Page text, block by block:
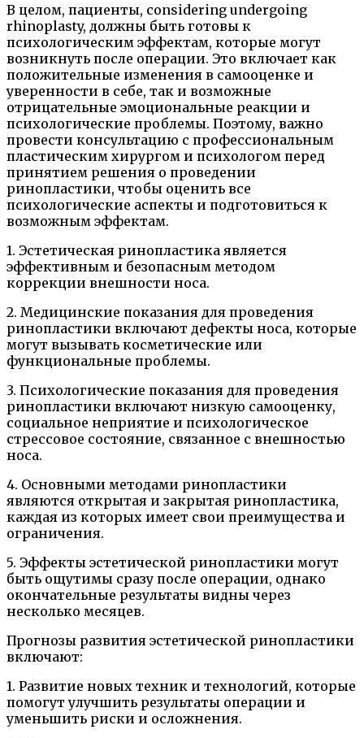
В целом, пациенты, considering undergoing
rhinoplasty, должны быть готовы к
психологическим эффектам, которые могут
возникнуть после операции. Это включает как
положительные изменения в самооценке и
уверенности в себе, так и возможные
отрицательные эмоциональные реакции и
психологические проблемы. Поэтому, важно
провести консультацию с профессиональным
пластическим хирургом и психологом перед
принятием решения о проведении
ринопластики, чтобы оценить все
психологические аспекты и подготовиться к
возможным эффектам.
1. Эстетическая ринопластика является
эффективным и безопасным методом
коррекции внешности носа.
2. Медицинские показания для проведения
ринопластики включают дефекты носа, которые
могут вызывать косметические или
функциональные проблемы.
3. Психологические показания для проведения
ринопластики включают низкую самооценку,
социальное неприятие и психологическое
стрессовое состояние, связанное с внешностью
носа.
4. Основными методами ринопластики
являются открытая и закрытая ринопластика,
каждая из которых имеет свои преимущества и
ограничения.
5. Эффекты эстетической ринопластики могут
быть ощутимы сразу после операции, однако
окончательные результаты видны через
несколько месяцев.
Прогнозы развития эстетической ринопластики
включают:
1. Развитие новых техник и технологий, которые
помогут улучшить результаты операции и
уменьшить риски и осложнения.